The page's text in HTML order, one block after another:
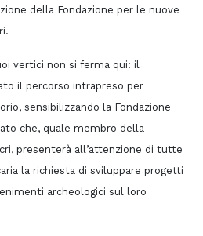
della Fondazione per le nuove
vertici non si ferma qui: il
il percorso intrapreso per
sensibilizzando la Fondazione
che, quale membro della
presenterà all’attenzione di tutte
la richiesta di sviluppare progetti
archeologici sul loro